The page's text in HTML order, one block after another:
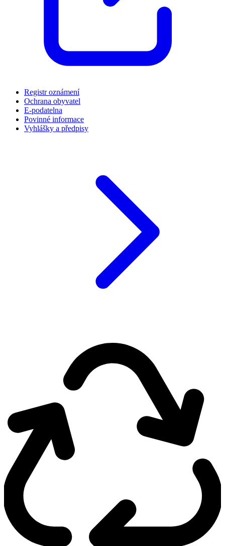
Registr oznámení
Ochrana obyvatel
E-podatelna
Povinné informace
Vyhlášky a předpisy